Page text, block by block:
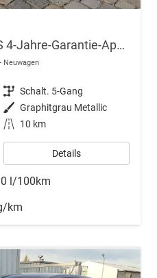
Selection 1.0 TSI 95 PS 4-Jahre-Garantie-AppleCarPlay-AndroidAuto-LED-PDC-Sitzheizung-DAB-Klima
Neuwagen
Getriebe Schalt. 5-Gang
Außenfarbe Graphitgrau Metallic
Kilometerstand 10 km
Details
l/100km
km